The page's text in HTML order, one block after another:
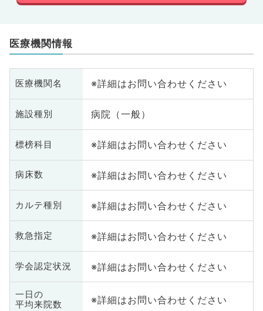
医療機関情報
医療機関名 ※詳細はお問い合わせください
施設種別 病院（一般）
標榜科目 ※詳細はお問い合わせください
病床数 ※詳細はお問い合わせください
カルテ種別 ※詳細はお問い合わせください
救急指定 ※詳細はお問い合わせください
学会認定状況 ※詳細はお問い合わせください
一日の
平均来院数
※詳細はお問い合わせください